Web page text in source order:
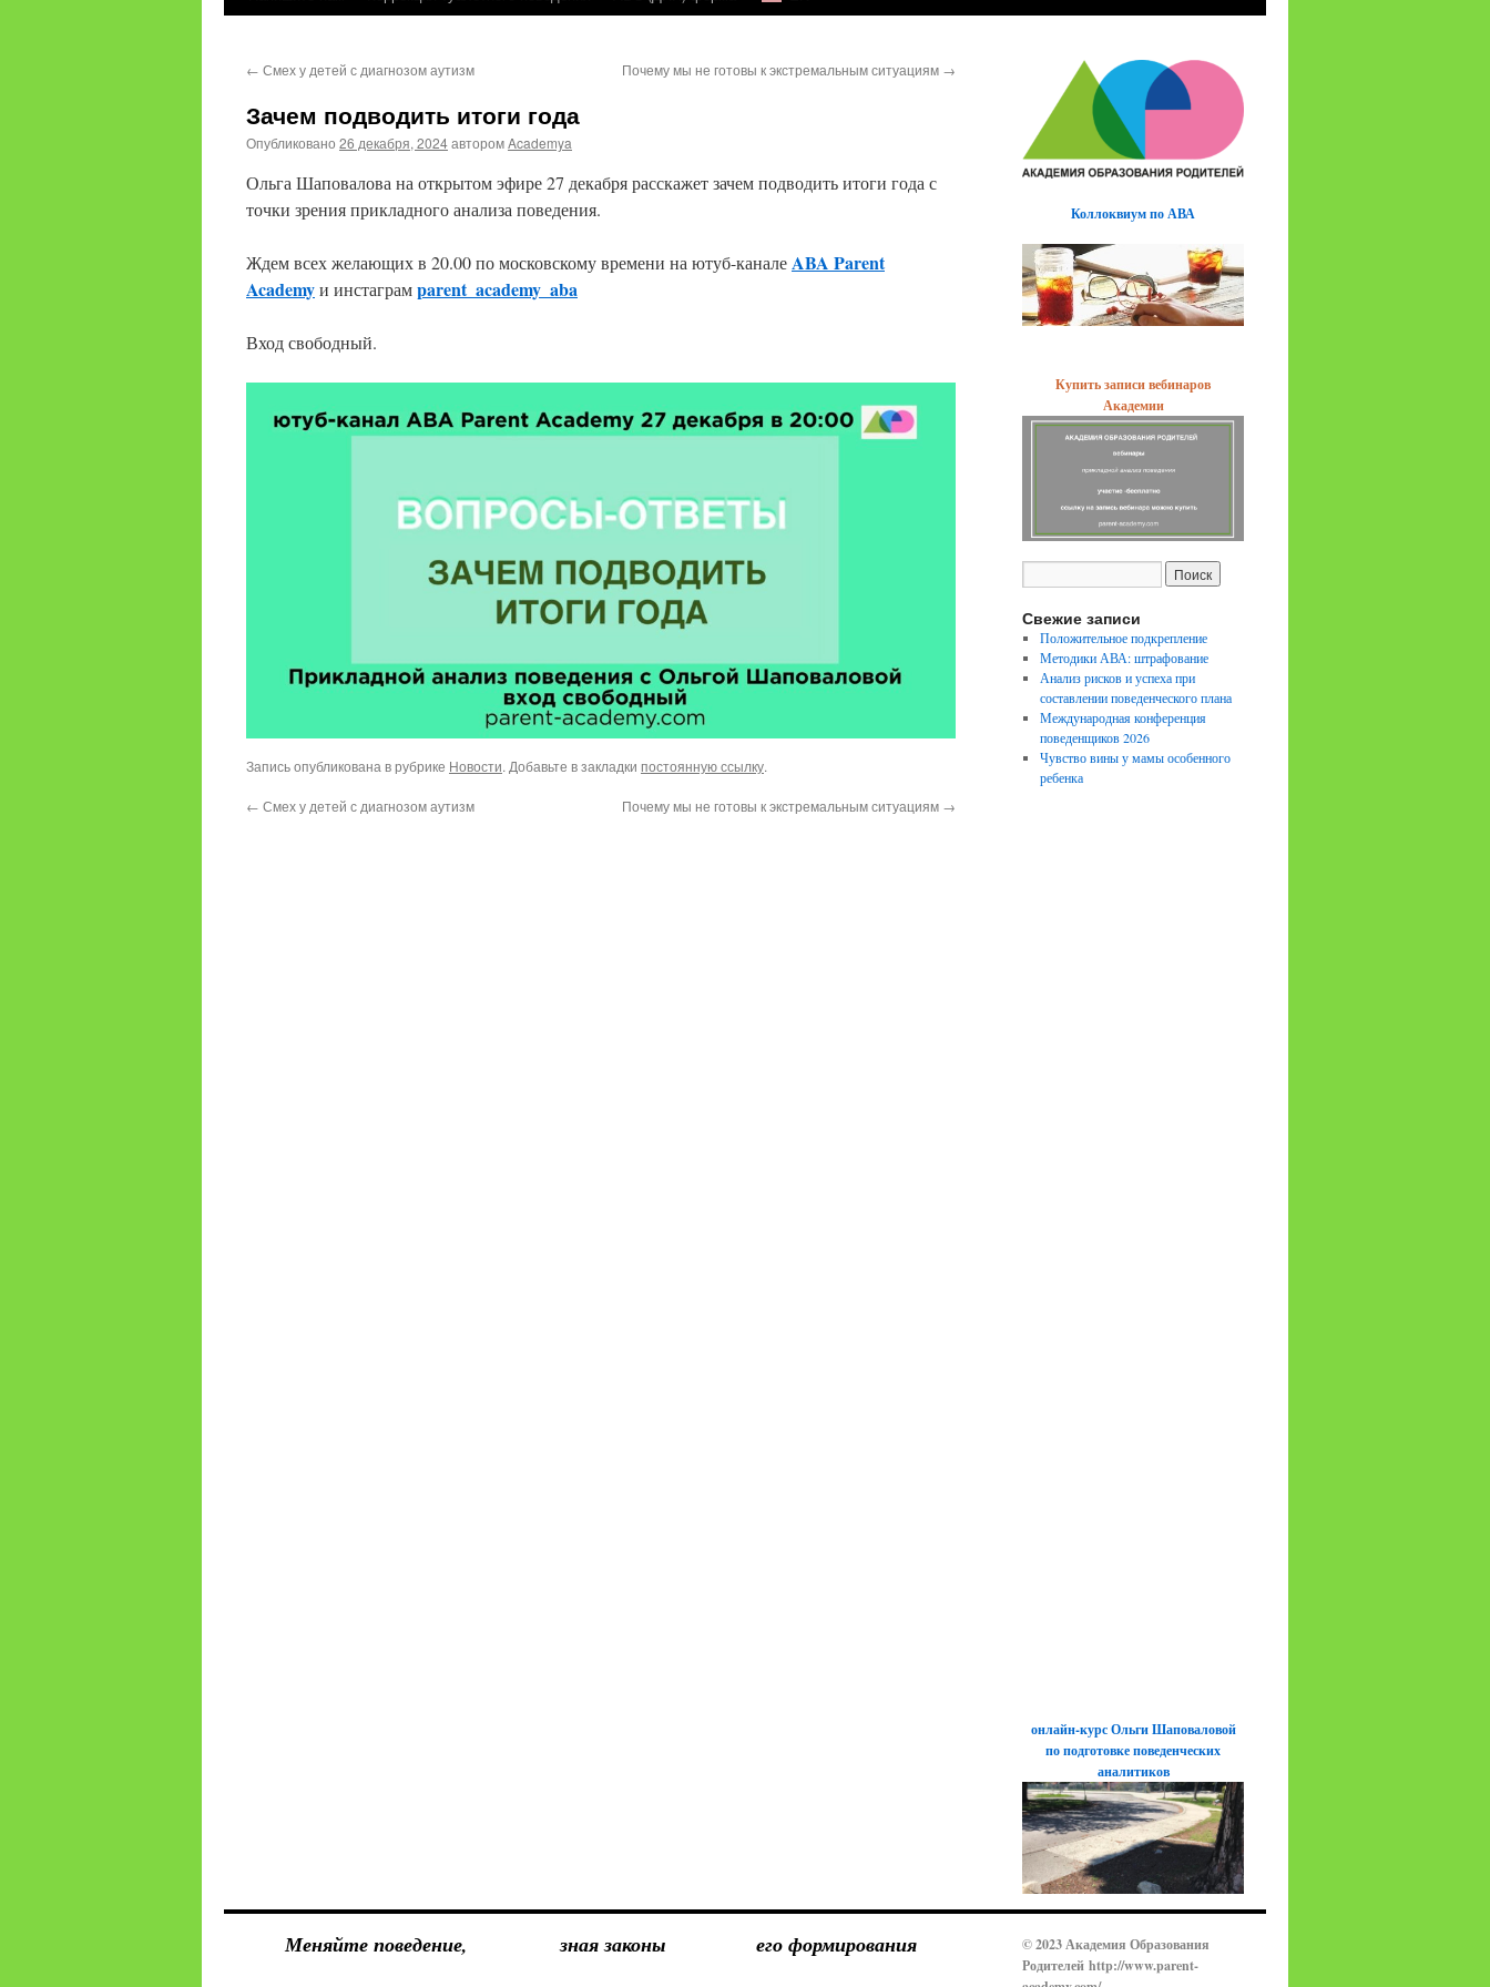
← Смех у детей с диагнозом аутизм Почему мы не готовы к экстремальным ситуациям →
Зачем подводить итоги года
Опубликовано 26 декабря, 2024авторомAcademya
Ольга Шаповалова на открытом эфире 27 декабря расскажет зачем подводить итоги года с
точки зрения прикладного анализа поведения.
Ждем всех желающих в 20.00 по московскому времени на ютуб-каналеABA Parent
Academyи инстаграмparent_academy_aba
Вход свободный.
Запись опубликована в рубрике Новости. Добавьте в закладки постоянную ссылку.
← Смех у детей с диагнозом аутизм Почему мы не готовы к экстремальным ситуациям →
Коллоквиум по АВА
Купить записи вебинаров
Академии
Свежие записи
Положительное подкрепление
Методики АВА: штрафование
Анализ рисков и успеха при
составлении поведенческого плана
Международная конференция
поведенщиков 2026
Чувство вины у мамы особенного
ребенка
онлайн-курс Ольги Шаповаловой
по подготовке поведенческих
аналитиков
Меняйте поведение, зная законы его формирования
© 2023 Академия Образования
Родителей http://www.parent-